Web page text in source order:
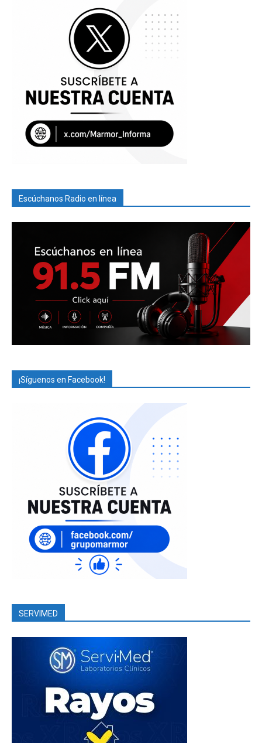
Escúchanos Radio en línea
¡Síguenos en Facebook!
SERVIMED